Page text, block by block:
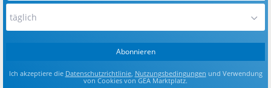
Adresse
eingeben
täglich
Abonnieren
Ich akzeptiere die Datenschutzrichtlinie, Nutzungsbedingungen und Verwendung
von Cookies von GEA Marktplatz.